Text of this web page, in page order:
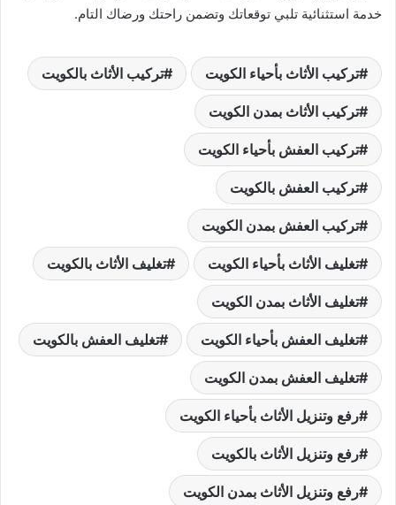
خدمة استثنائية تلبي توقعاتك وتضمن راحتك ورضاك التام.
تركيب الأثاث بأحياء الكويت تركيب الأثاث بالكويت
تركيب الأثاث بمدن الكويت
تركيب العفش بأحياء الكويت
تركيب العفش بالكويت
تركيب العفش بمدن الكويت
تغليف الأثاث بأحياء الكويت تغليف الأثاث بالكويت
تغليف الأثاث بمدن الكويت
تغليف العفش بأحياء الكويت تغليف العفش بالكويت
تغليف العفش بمدن الكويت
رفع وتنزيل الأثاث بأحياء الكويت
رفع وتنزيل الأثاث بالكويت
رفع وتنزيل الأثاث بمدن الكويت